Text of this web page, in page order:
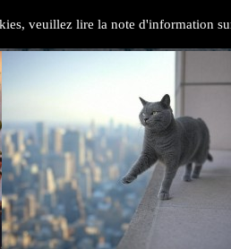
veuillez lire la note d'information